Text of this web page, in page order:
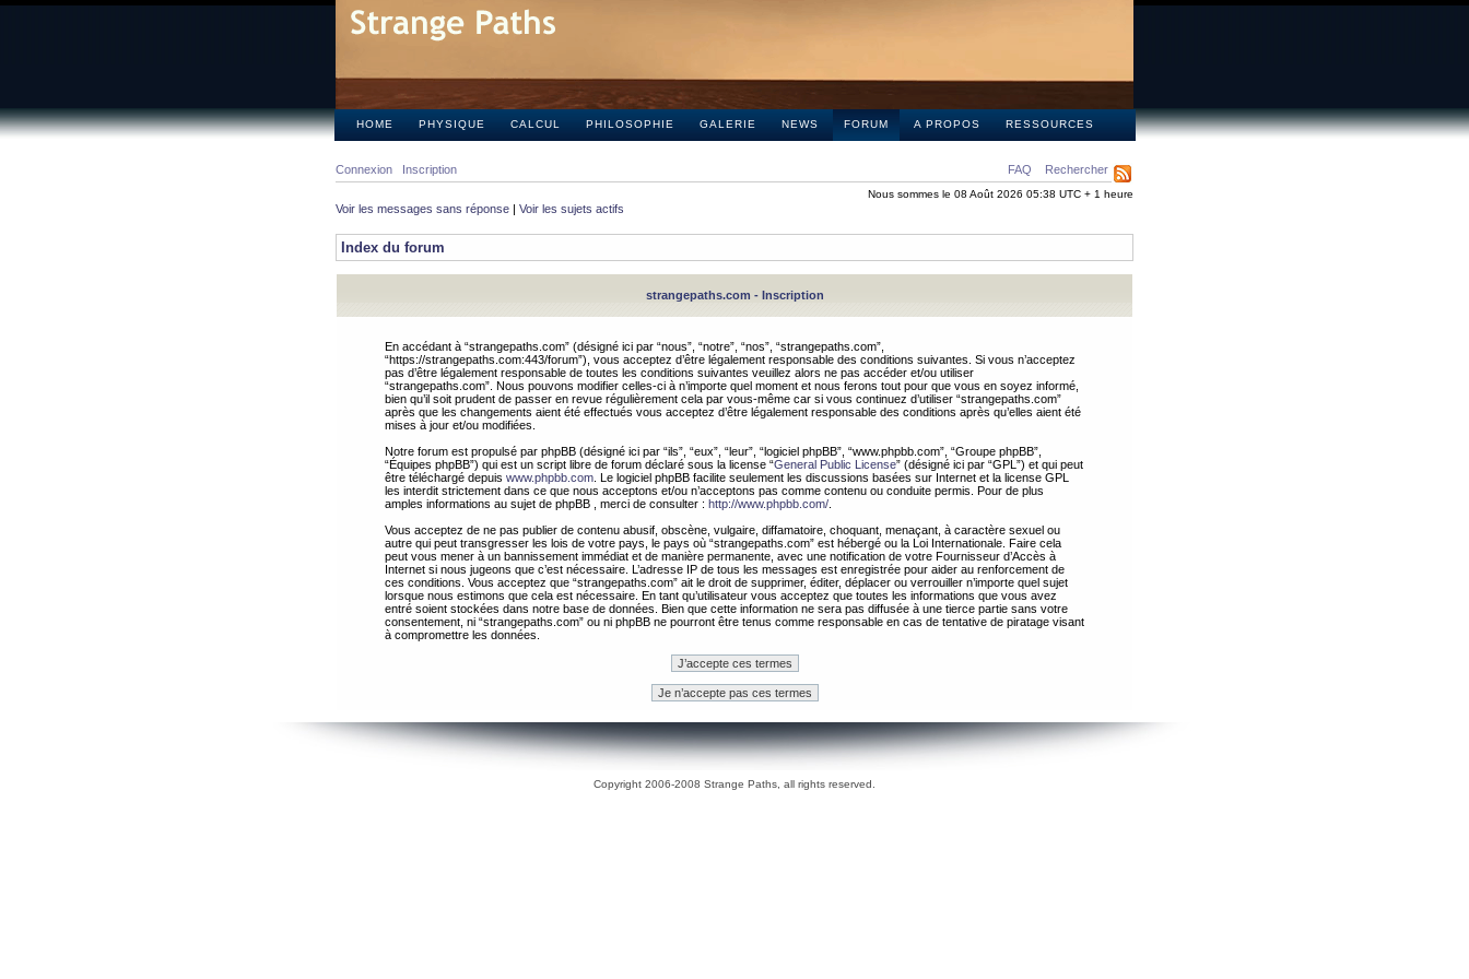
HOME PHYSIQUE CALCUL PHILOSOPHIE GALERIE NEWS FORUM A PROPOS RESSOURCES
FAQ Rechercher
Connexion Inscription
Nous sommes le 08 Août 2026 05:38 UTC + 1 heure
Voir les messages sans réponse | Voir les sujets actifs
Index du forum
strangepaths.com - Inscription
En accédant à “strangepaths.com” (désigné ici par “nous”, “notre”, “nos”, “strangepaths.com”,
“https://strangepaths.com:443/forum”), vous acceptez d’être légalement responsable des conditions suivantes. Si vous n’acceptez
pas d’être légalement responsable de toutes les conditions suivantes veuillez alors ne pas accéder et/ou utiliser
“strangepaths.com”. Nous pouvons modifier celles-ci à n’importe quel moment et nous ferons tout pour que vous en soyez informé,
bien qu’il soit prudent de passer en revue régulièrement cela par vous-même car si vous continuez d’utiliser “strangepaths.com”
après que les changements aient été effectués vous acceptez d’être légalement responsable des conditions après qu’elles aient été
mises à jour et/ou modifiées.
Notre forum est propulsé par phpBB (désigné ici par “ils”, “eux”, “leur”, “logiciel phpBB”, “www.phpbb.com”, “Groupe phpBB”,
“Équipes phpBB”) qui est un script libre de forum déclaré sous la license “General Public License” (désigné ici par “GPL”) et qui peut
être téléchargé depuis www.phpbb.com . Le logiciel phpBB facilite seulement les discussions basées sur Internet et la license GPL
les interdit strictement dans ce que nous acceptons et/ou n’acceptons pas comme contenu ou conduite permis. Pour de plus
amples informations au sujet de phpBB , merci de consulter : http://www.phpbb.com/
Vous acceptez de ne pas publier de contenu abusif, obscène, vulgaire, diffamatoire, choquant, menaçant, à caractère sexuel ou
autre qui peut transgresser les lois de votre pays, le pays où “strangepaths.com” est hébergé ou la Loi Internationale. Faire cela
peut vous mener à un bannissement immédiat et de manière permanente, avec une notification de votre Fournisseur d’Accès à
Internet si nous jugeons que c’est nécessaire. L’adresse IP de tous les messages est enregistrée pour aider au renforcement de
ces conditions. Vous acceptez que “strangepaths.com” ait le droit de supprimer, éditer, déplacer ou verrouiller n’importe quel sujet
lorsque nous estimons que cela est nécessaire. En tant qu’utilisateur vous acceptez que toutes les informations que vous avez
entré soient stockées dans notre base de données. Bien que cette information ne sera pas diffusée à une tierce partie sans votre
consentement, ni “strangepaths.com” ou ni phpBB ne pourront être tenus comme responsable en cas de tentative de piratage visant
à compromettre les données.
Copyright 2006-2008 Strange Paths, all rights reserved.